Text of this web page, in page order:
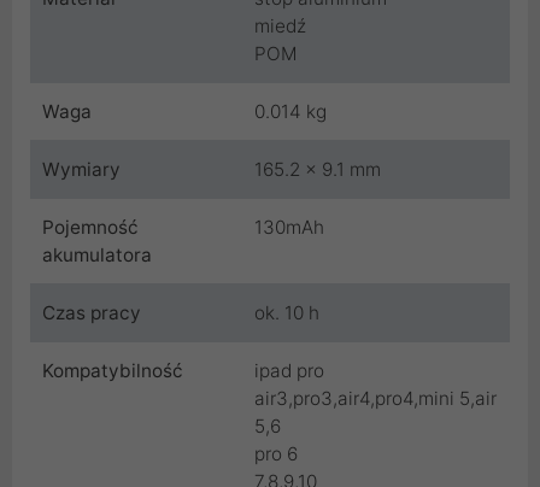
miedź
POM
Waga 0.014 kg
Wymiary 165.2 x 9.1 mm
Pojemność
akumulatora
130mAh
Czas pracy ok. 10 h
Kompatybilność
ipad pro
air3,pro3,air4,pro4,mini 5,air
5,6
pro 6
7,8,9,10